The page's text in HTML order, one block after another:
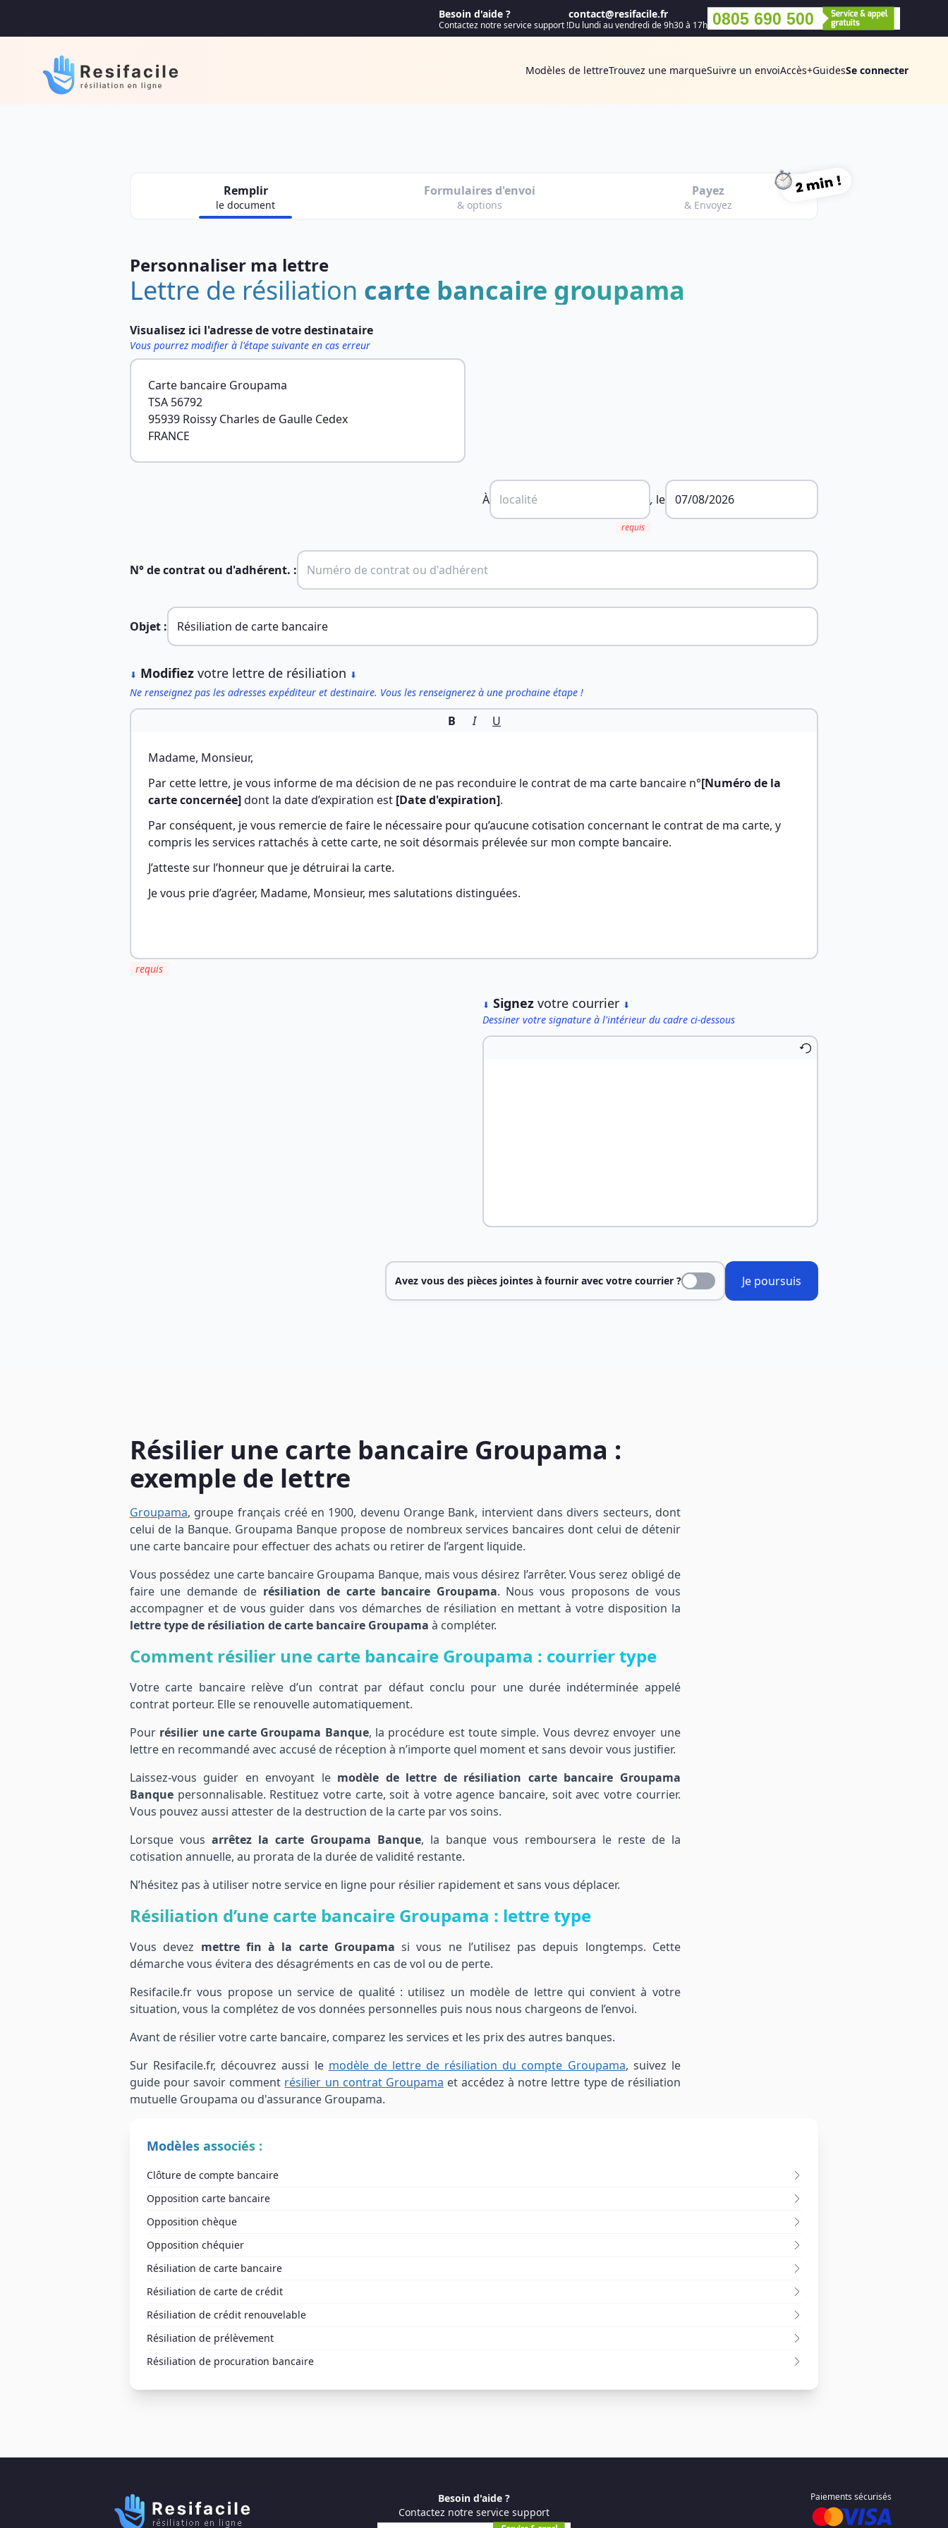
Besoin d'aide ?
Contactez notre service support !
contact@resifacile.fr
Du lundi au vendredi de 9h30 à 17h 0805 690 500
Modèles de lettreTrouvez une marqueSuivre un envoiAccès+GuidesSe connecter
Remplir
le document
Formulaires d'envoi
& options
Payez
& Envoyez
Personnaliser ma lettre
Lettre de résiliation carte bancaire groupama
Visualisez ici l'adresse de votre destinataire
Vous pourrez modifier à l'étape suivante en cas erreur
Carte bancaire Groupama
TSA 56792
95939 Roissy Charles de Gaulle Cedex
FRANCE
À
requis
, le
N° de contrat ou d'adhérent. :
Objet :
⬇ Modifiez votre lettre de résiliation ⬇
Ne renseignez pas les adresses expéditeur et destinaire. Vous les renseignerez à une prochaine étape !
B I U
Madame, Monsieur,
Par cette lettre, je vous informe de ma décision de ne pas reconduire le contrat de ma carte bancaire n°[Numéro de la
carte concernée] dont la date d’expiration est [Date d'expiration].
Par conséquent, je vous remercie de faire le nécessaire pour qu’aucune cotisation concernant le contrat de ma carte, y
compris les services rattachés à cette carte, ne soit désormais prélevée sur mon compte bancaire.
J’atteste sur l’honneur que je détruirai la carte.
Je vous prie d’agréer, Madame, Monsieur, mes salutations distinguées.
requis
⬇ Signez votre courrier ⬇
Dessiner votre signature à l'intérieur du cadre ci-dessous
Avez vous des pièces jointes à fournir avec votre courrier ? Je poursuis
Résilier une carte bancaire Groupama :
exemple de lettre
Groupama, groupe français créé en 1900, devenu Orange Bank, intervient dans divers secteurs, dont
celui de la Banque. Groupama Banque propose de nombreux services bancaires dont celui de détenir
une carte bancaire pour effectuer des achats ou retirer de l’argent liquide.
Vous possédez une carte bancaire Groupama Banque, mais vous désirez l’arrêter. Vous serez obligé de
faire une demande de résiliation de carte bancaire Groupama. Nous vous proposons de vous
accompagner et de vous guider dans vos démarches de résiliation en mettant à votre disposition la
lettre type de résiliation de carte bancaire Groupama à compléter.
Comment résilier une carte bancaire Groupama : courrier type
Votre carte bancaire relève d’un contrat par défaut conclu pour une durée indéterminée appelé
contrat porteur. Elle se renouvelle automatiquement.
Pour résilier une carte Groupama Banque, la procédure est toute simple. Vous devrez envoyer une
lettre en recommandé avec accusé de réception à n’importe quel moment et sans devoir vous justifier.
Laissez-vous guider en envoyant le modèle de lettre de résiliation carte bancaire Groupama
Banque personnalisable. Restituez votre carte, soit à votre agence bancaire, soit avec votre courrier.
Vous pouvez aussi attester de la destruction de la carte par vos soins.
Lorsque vous arrêtez la carte Groupama Banque, la banque vous remboursera le reste de la
cotisation annuelle, au prorata de la durée de validité restante.
N’hésitez pas à utiliser notre service en ligne pour résilier rapidement et sans vous déplacer.
Résiliation d’une carte bancaire Groupama : lettre type
Vous devez mettre fin à la carte Groupama si vous ne l’utilisez pas depuis longtemps. Cette
démarche vous évitera des désagréments en cas de vol ou de perte.
Resifacile.fr vous propose un service de qualité : utilisez un modèle de lettre qui convient à votre
situation, vous la complétez de vos données personnelles puis nous nous chargeons de l’envoi.
Avant de résilier votre carte bancaire, comparez les services et les prix des autres banques.
Sur Resifacile.fr, découvrez aussi le modèle de lettre de résiliation du compte Groupama, suivez le
guide pour savoir comment résilier un contrat Groupama et accédez à notre lettre type de résiliation
mutuelle Groupama ou d'assurance Groupama.
Modèles associés :
Clôture de compte bancaire
Opposition carte bancaire
Opposition chèque
Opposition chéquier
Résiliation de carte bancaire
Résiliation de carte de crédit
Résiliation de crédit renouvelable
Résiliation de prélèvement
Résiliation de procuration bancaire
Besoin d'aide ?
Contactez notre service support
Paiements sécurisés